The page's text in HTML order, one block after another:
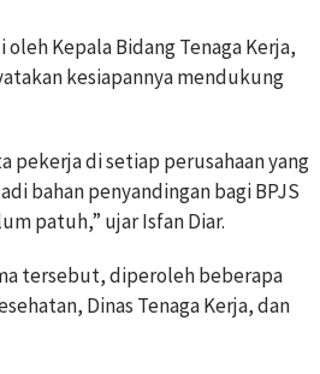
Kepala Bidang Tenaga Kerja,
kesiapannya mendukung
pekerja di setiap perusahaan yang
bahan penyandingan bagi BPJS
patuh,” ujar Isfan Diar.
tersebut, diperoleh beberapa
Dinas Tenaga Kerja, dan